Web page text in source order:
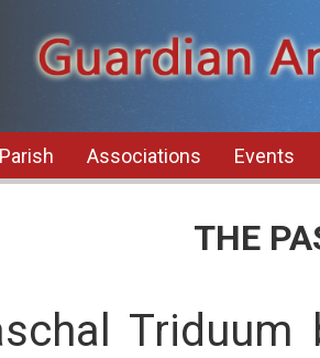
Parish Associations Events
THE